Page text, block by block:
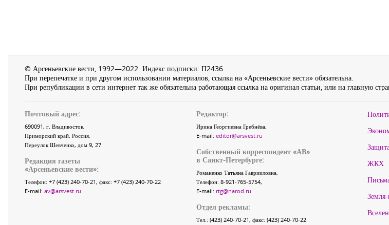
© Арсеньевские вести, 1992—2022. Индекс подписки: П2436
При перепечатке и при другом использовании материалов, ссылка на «Арсеньевские вести» обязательна.
При републикации в сети интернет так же обязательна работающая ссылка на оригинал статьи, или на главную
Почтовый адрес:
690091, г. Владивосток,
Приморский край, Россия.
Переулок Шевченко, дом 9, 27
Редакция газеты
«Арсеньевские вести»:
Телефон: +7 (423) 240-70-21, факс: +7 (423) 240-70-22
E-mail: av@arsvest.ru
Редактор:
Ирина Георгиевна Гребнёва,
E-mail: editor@arsvest.ru
Собственный корреспондент «АВ»
в Санкт-Петербурге:
Романенко Татьяна Гаврииловна,
Телефон: 8-921-765-5754,
E-mail: rtg@narod.ru
Отдел рекламы:
Тел.: (423) 240-70-21, факс: (423) 240-70-22
ЖКХ